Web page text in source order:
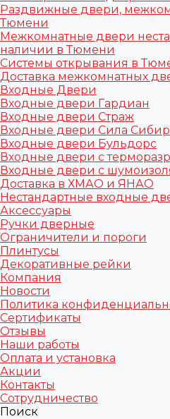
Раздвижные двери,
Тюмени
Межкомнатные двери
наличии в Тюмени
Системы открывания в
Доставка межкомнатных
Входные Двери
Входные двери Гардиан
Входные двери Страж
Входные двери Сила
Входные двери Бульдорс
Входные двери с
Входные двери с
Доставка в ХМАО и ЯНАО
Нестандартные входные
Аксессуары
Ручки дверные
Ограничители и пороги
Плинтусы
Декоративные рейки
Компания
Новости
Политика
Сертификаты
Отзывы
Наши работы
Оплата и установка
Акции
Контакты
Сотрудничество
Поиск